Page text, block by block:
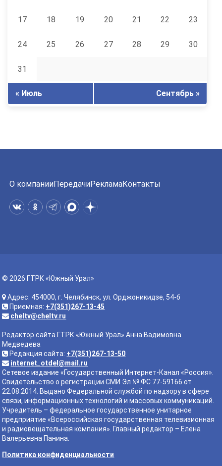
17 18 19 20 21 22 23
24 25 26 27 28 29 30
31
« Июль Сентябрь »
О компанииПередачиРекламаКонтакты
© 2026 ГТРК «Южный Урал»
Адрес: 454000, г. Челябинск, ул. Орджоникидзе, 54-б
Приемная: +7(351)267-13-45
cheltv@cheltv.ru
Редактор сайта ГТРК «Южный Урал» Анна Вадимовна
Медведева
Редакция сайта: +7(351)267-13-50
internet_otdel@mail.ru
Сетевое издание «Государственный Интернет-Канал «Россия».
Свидетельство о регистрации СМИ Эл № ФС 77-59166 от
22.08.2014. Выдано Федеральной службой по надзору в сфере
связи, информационных технологий и массовых коммуникаций.
Учредитель – федеральное государственное унитарное
предприятие «Всероссийская государственная телевизионная
и радиовещательная компания». Главный редактор – Елена
Валерьевна Панина.
Политика конфиденциальности